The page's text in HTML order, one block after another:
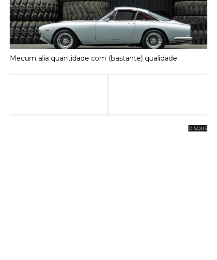
Mecum alia quantidade com (bastante) qualidade
DISQUS